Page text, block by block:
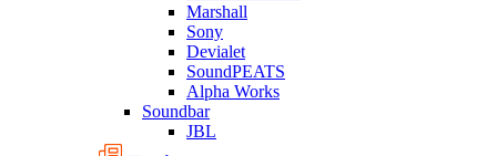
Marshall
Sony
Devialet
SoundPEATS
Alpha Works
Soundbar
JBL